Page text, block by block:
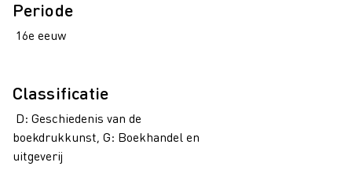
Periode
16e eeuw
Classificatie
D: Geschiedenis van de
boekdrukkunst, G: Boekhandel en
uitgeverij